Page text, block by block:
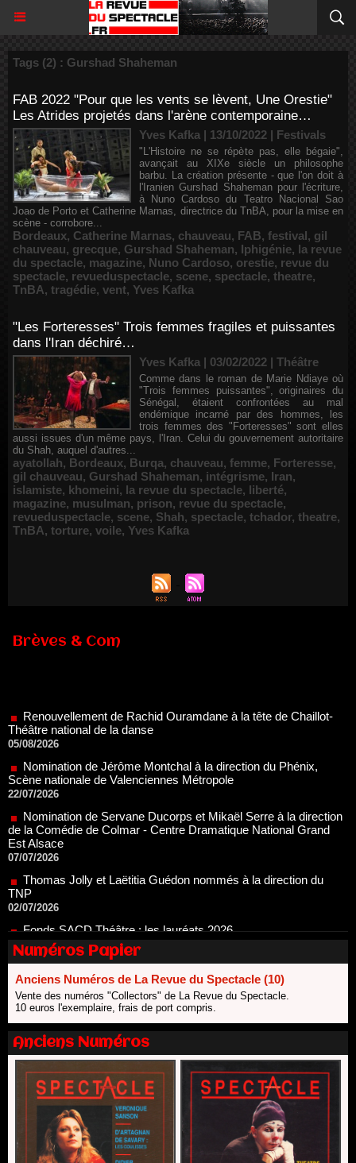
Tags (2) : Gurshad Shaheman
FAB 2022 "Pour que les vents se lèvent, Une Orestie"
Les Atrides projetés dans l'arène contemporaine…
Yves Kafka | 13/10/2022 | Festivals
"L'Histoire ne se répète pas, elle bégaie",
avançait au XIXe siècle un philosophe
barbu. La création présente - que l'on doit à
l'Iranien Gurshad Shaheman pour l'écriture,
à Nuno Cardoso du Teatro Nacional Sao
Joao de Porto et Catherine Marnas, directrice du TnBA, pour la mise en
scène - corrobore...
Bordeaux, Catherine Marnas, chauveau, FAB, festival, gil
chauveau, grecque, Gurshad Shaheman, Iphigénie, la revue
du spectacle, magazine, Nuno Cardoso, orestie, revue du
spectacle, revueduspectacle, scene, spectacle, theatre,
TnBA, tragédie, vent, Yves Kafka
"Les Forteresses" Trois femmes fragiles et puissantes
dans l'Iran déchiré…
Yves Kafka | 03/02/2022 | Théâtre
Comme dans le roman de Marie Ndiaye où
"Trois femmes puissantes", originaires du
Sénégal, étaient confrontées au mal
endémique incarné par des hommes, les
trois femmes des "Forteresses" sont elles
aussi issues d'un même pays, l'Iran. Celui du gouvernement autoritaire
du Shah, auquel d'autres...
ayatollah, Bordeaux, Burqa, chauveau, femme, Forteresse,
gil chauveau, Gurshad Shaheman, intégrisme, Iran,
islamiste, khomeini, la revue du spectacle, liberté,
magazine, musulman, prison, revue du spectacle,
revueduspectacle, scene, Shah, spectacle, tchador, theatre,
TnBA, torture, voile, Yves Kafka
Brèves & Com
05/08/2026
Nomination de Jérôme Montchal à la direction du Phénix,
Scène nationale de Valenciennes Métropole
22/07/2026
Nomination de Servane Ducorps et Mikaël Serre à la direction
de la Comédie de Colmar - Centre Dramatique National Grand
Est Alsace
07/07/2026
Thomas Jolly et Laëtitia Guédon nommés à la direction du
TNP
02/07/2026
Fonds SACD Théâtre : les lauréats 2026
23/06/2026
Dispositif ARTCENA Écrire pour le cirque, les lauréats 2026 !
20/06/2026
Le palmarès des prix SACD 2026
18/06/2026
Les 10 lauréats du Fonds Grandes Formes Théâtre 2026
SACD
13/06/2026
Nomination de Nathalie Garraud et Olivier Saccomano à la
direction du Théâtre de Gennevilliers - CDN
13/06/2026
Dispositif SACD Auteurs d'espaces : les lauréats 2026
18/03/2026
Numéros Papier
Anciens Numéros de La Revue du Spectacle (10)
Vente des numéros "Collectors" de La Revue du Spectacle.
10 euros l'exemplaire, frais de port compris.
Anciens Numéros